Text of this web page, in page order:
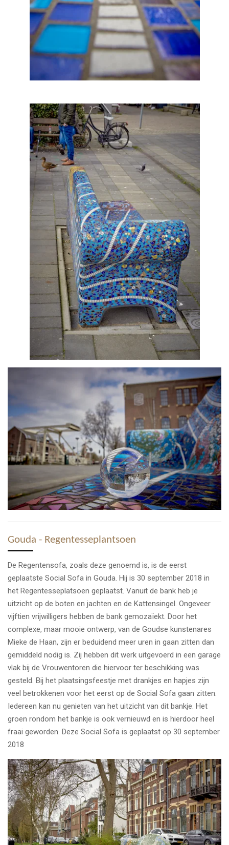
Gouda - Regentesseplantsoen
De Regentensofa, zoals deze genoemd is, is de eerst
geplaatste Social Sofa in Gouda. Hij is 30 september 2018 in
het Regentesseplatsoen geplaatst. Vanuit de bank heb je
uitzicht op de boten en jachten en de Kattensingel. Ongeveer
vijftien vrijwilligers hebben de bank gemozaïekt. Door het
complexe, maar mooie ontwerp, van de Goudse kunstenares
Mieke de Haan, zijn er beduidend meer uren in gaan zitten dan
gemiddeld nodig is. Zij hebben dit werk uitgevoerd in een garage
vlak bij de Vrouwentoren die hiervoor ter beschikking was
gesteld. Bij het plaatsingsfeestje met drankjes en hapjes zijn
veel betrokkenen voor het eerst op de Social Sofa gaan zitten.
Iedereen kan nu genieten van het uitzicht van dit bankje. Het
groen rondom het bankje is ook vernieuwd en is hierdoor heel
fraai geworden. Deze Social Sofa is geplaatst op 30 september
2018